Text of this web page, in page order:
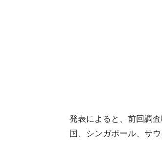
発表によると、前回調
国、シンガポール、サ